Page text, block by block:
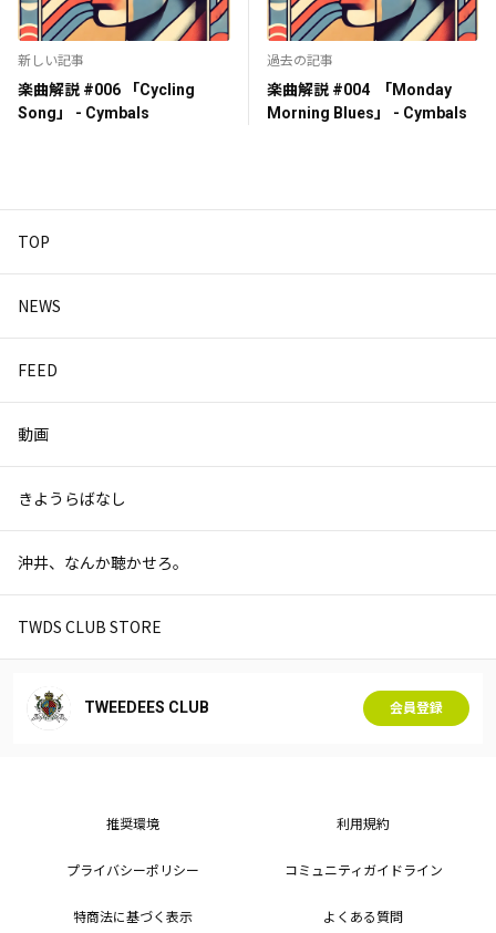
新しい記事
楽曲解説 #006 「Cycling
Song」 - Cymbals
過去の記事
楽曲解説 #004 「Monday
Morning Blues」 - Cymbals
TOP
NEWS
FEED
動画
きようらばなし
沖井、なんか聴かせろ。
TWDS CLUB STORE
TWEEDEES CLUB 会員登録
推奨環境 利用規約
プライバシーポリシー コミュニティガイドライン
特商法に基づく表示 よくある質問